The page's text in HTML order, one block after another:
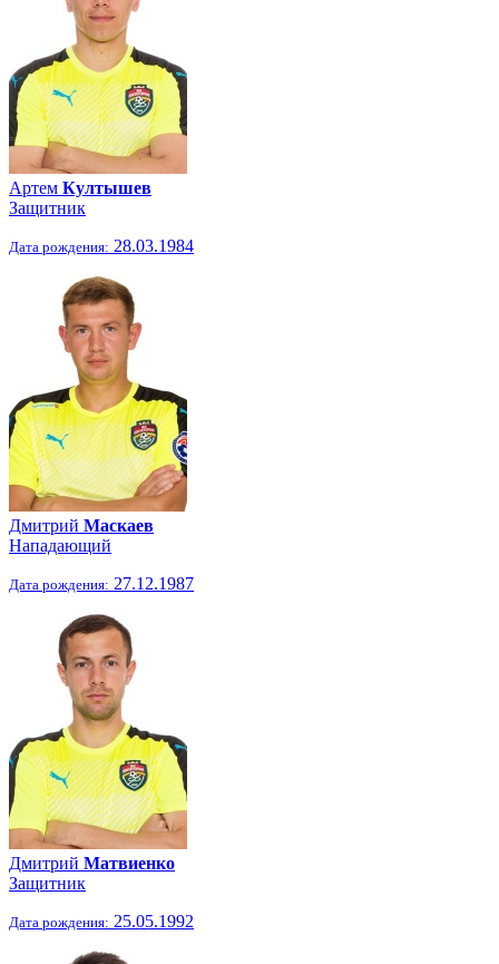
Артем Култышев
Защитник
Дата рождения: 28.03.1984
Дмитрий Маскаев
Нападающий
Дата рождения: 27.12.1987
Дмитрий Матвиенко
Защитник
Дата рождения: 25.05.1992